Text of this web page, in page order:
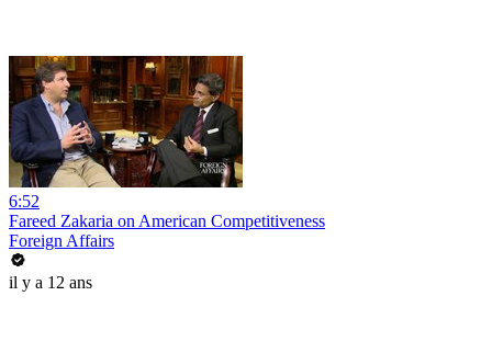
6:52
Fareed Zakaria on American Competitiveness
Foreign Affairs
il y a 12 ans